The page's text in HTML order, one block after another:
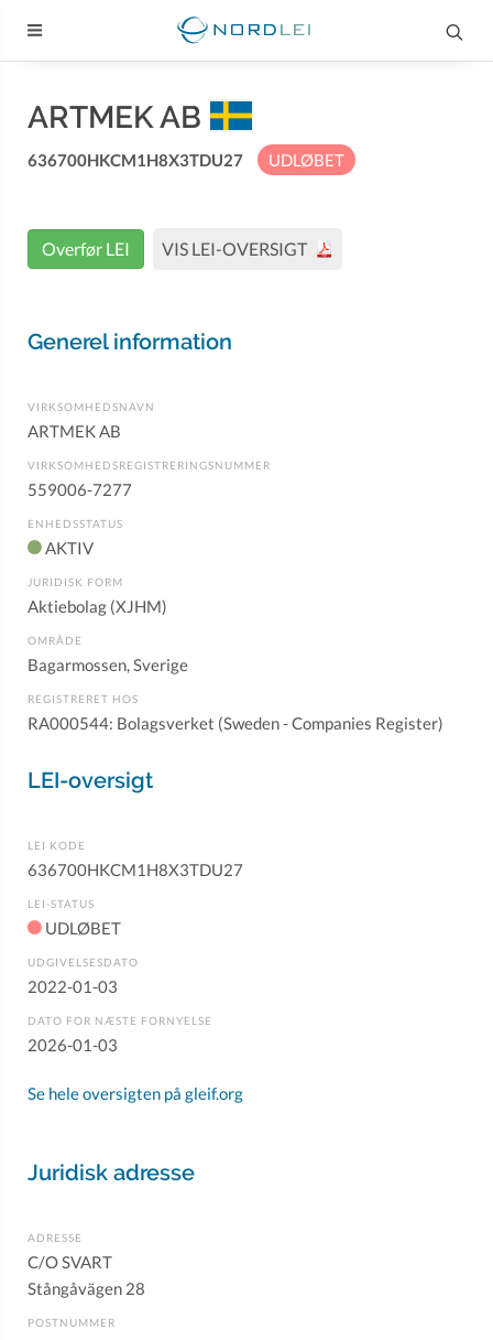
ARTMEK AB
636700HKCM1H8X3TDU27 UDLØBET
Overfør LEI VIS LEI-OVERSIGT
Generel information
VIRKSOMHEDSNAVN
ARTMEK AB
VIRKSOMHEDSREGISTRERINGSNUMMER
559006-7277
ENHEDSSTATUS
AKTIV
JURIDISK FORM
Aktiebolag (XJHM)
OMRÅDE
Bagarmossen, Sverige
REGISTRERET HOS
RA000544: Bolagsverket (Sweden - Companies Register)
LEI-oversigt
LEI KODE
636700HKCM1H8X3TDU27
LEI-STATUS
UDLØBET
UDGIVELSESDATO
2022-01-03
DATO FOR NÆSTE FORNYELSE
2026-01-03
Se hele oversigten på gleif.org
Juridisk adresse
ADRESSE
C/O SVART
Stångåvägen 28
POSTNUMMER